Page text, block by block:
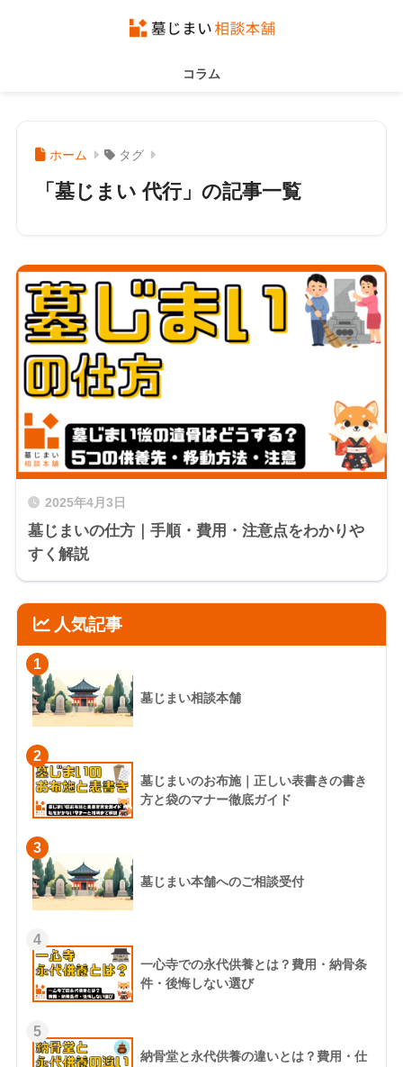
コラム
ホーム タグ
「墓じまい 代行」の記事一覧
2025年4月3日
墓じまいの仕方｜手順・費用・注意点をわかりや
すく解説
人気記事
1
墓じまい相談本舗
2
墓じまいのお布施｜正しい表書きの書き
方と袋のマナー徹底ガイド
3
墓じまい本舗へのご相談受付
4
一心寺での永代供養とは？費用・納骨条
件・後悔しない選び
5
納骨堂と永代供養の違いとは？費用・仕